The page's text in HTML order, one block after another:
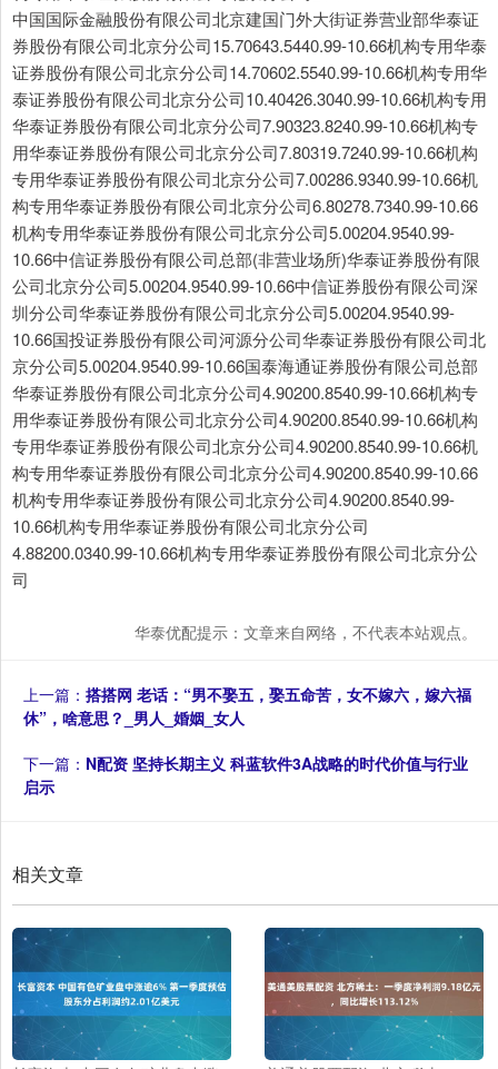
中国国际金融股份有限公司北京建国门外大街证券营业部华泰证
券股份有限公司北京分公司15.70643.5440.99-10.66机构专用华泰
证券股份有限公司北京分公司14.70602.5540.99-10.66机构专用华
泰证券股份有限公司北京分公司10.40426.3040.99-10.66机构专用
华泰证券股份有限公司北京分公司7.90323.8240.99-10.66机构专
用华泰证券股份有限公司北京分公司7.80319.7240.99-10.66机构
专用华泰证券股份有限公司北京分公司7.00286.9340.99-10.66机
构专用华泰证券股份有限公司北京分公司6.80278.7340.99-10.66
机构专用华泰证券股份有限公司北京分公司5.00204.9540.99-
10.66中信证券股份有限公司总部(非营业场所)华泰证券股份有限
公司北京分公司5.00204.9540.99-10.66中信证券股份有限公司深
圳分公司华泰证券股份有限公司北京分公司5.00204.9540.99-
10.66国投证券股份有限公司河源分公司华泰证券股份有限公司北
京分公司5.00204.9540.99-10.66国泰海通证券股份有限公司总部
华泰证券股份有限公司北京分公司4.90200.8540.99-10.66机构专
用华泰证券股份有限公司北京分公司4.90200.8540.99-10.66机构
专用华泰证券股份有限公司北京分公司4.90200.8540.99-10.66机
构专用华泰证券股份有限公司北京分公司4.90200.8540.99-10.66
机构专用华泰证券股份有限公司北京分公司4.90200.8540.99-
10.66机构专用华泰证券股份有限公司北京分公司
4.88200.0340.99-10.66机构专用华泰证券股份有限公司北京分公
司
华泰优配提示：文章来自网络，不代表本站观点。
上一篇： 搭搭网 老话：“男不娶五，娶五命苦，女不嫁六，嫁六福
休”，啥意思？_男人_婚姻_女人
下一篇： N配资 坚持长期主义 科蓝软件3A战略的时代价值与行业
启示
相关文章